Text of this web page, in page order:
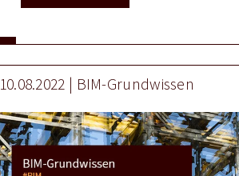
10.08.2022 | BIM-Grundwissen